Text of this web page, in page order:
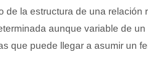
de la estructura de una relación
aunque variable de un
que puede llegar a asumir un